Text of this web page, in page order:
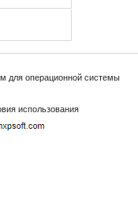
для операционной системы
использования